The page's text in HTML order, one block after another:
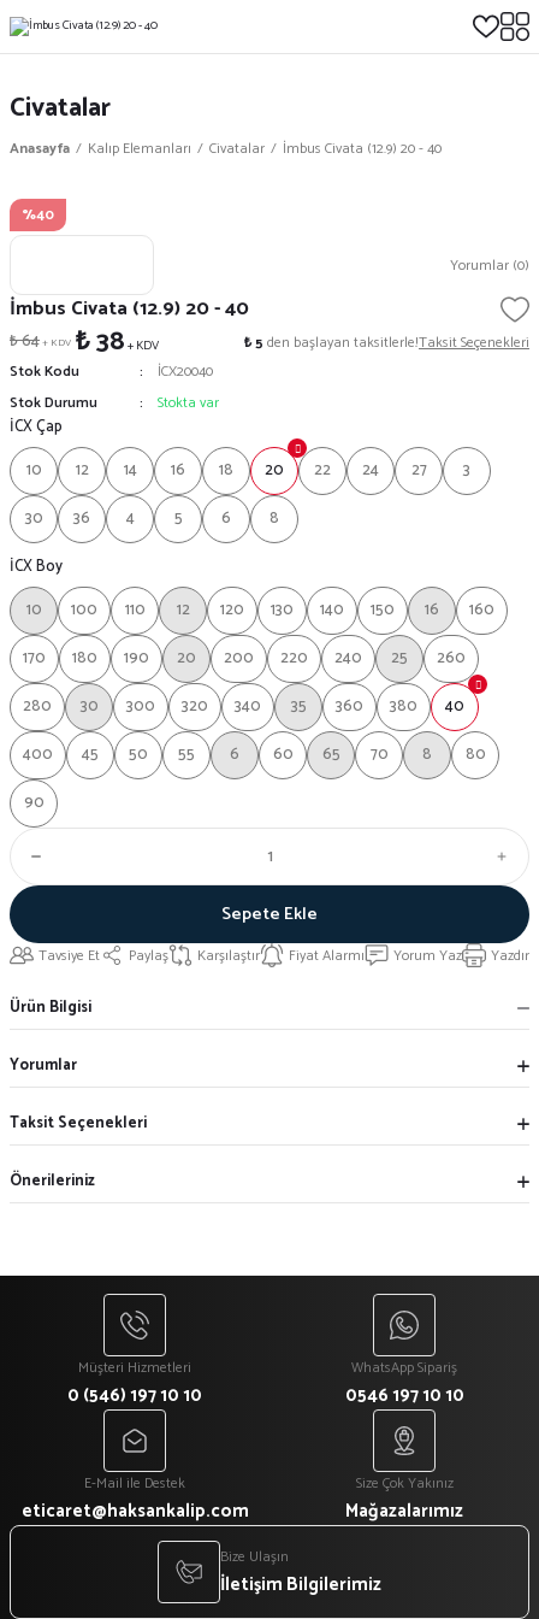
Civatalar
Anasayfa Kalıp Elemanları Civatalar İmbus Civata (12.9) 20 - 40
%40
Yorumlar (0)
İmbus Civata (12.9) 20 - 40
₺ 64+ KDV ₺ 38+ KDV ₺ 5 den başlayan taksitlerle!Taksit Seçenekleri
Stok Kodu
İCX20040
Stok Durumu
Stokta var
İCX Çap
10
12 14 16 18 20 22 24 27
3
30
36 4 5 6
8
İCX Boy
10
100 110 12 120 130 140 150 16
160
170
180 190 20 200 220 240 25
260
280
30 300 320 340 35 360 380
40
400
45 50 55 6 60 65 70 8
80
90
Sepete Ekle
Tavsiye Et Paylaş Karşılaştır Fiyat Alarmı Yorum Yaz Yazdır
Ürün Bilgisi
Yorumlar
Taksit Seçenekleri
Önerileriniz
Müşteri Hizmetleri
0 (546) 197 10 10
WhatsApp Sipariş
0546 197 10 10
E-Mail ile Destek
eticaret@haksankalip.com
Size Çok Yakınız
Mağazalarımız
Bize Ulaşın
İletişim Bilgilerimiz